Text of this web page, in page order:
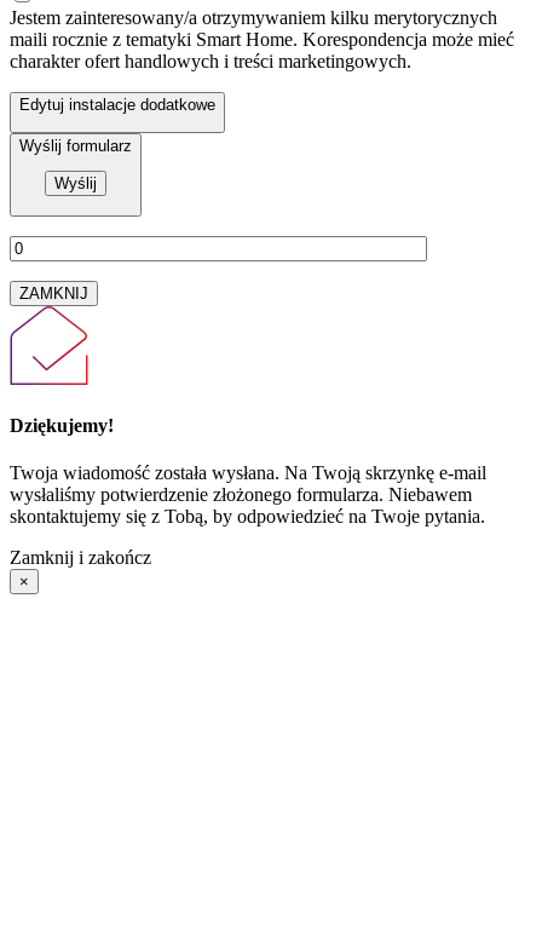
Jestem zainteresowany/a otrzymywaniem kilku merytorycznych
maili rocznie z tematyki Smart Home. Korespondencja może mieć
charakter ofert handlowych i treści marketingowych.
Edytuj instalacje dodatkowe
Wyślij formularz
ZAMKNIJ
Dziękujemy!
Twoja wiadomość została wysłana. Na Twoją skrzynkę e-mail
wysłaliśmy potwierdzenie złożonego formularza. Niebawem
skontaktujemy się z Tobą, by odpowiedzieć na Twoje pytania.
Zamknij i zakończ
×